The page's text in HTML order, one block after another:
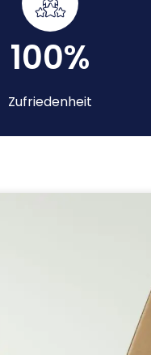
100%
Zufriedenheit